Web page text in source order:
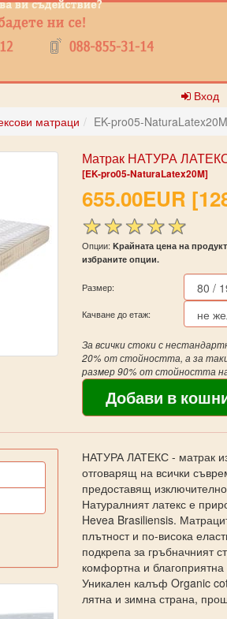
Вход
матраци EK-pro05-NaturaLatex20M
Матрак НАТУРА
[EK-pro05-NaturaLatex20M]
655.00EUR
Опции: Kрайната цена на
избраните опции.
Размер:
Качване до етаж:
За всички стоки с
20% от стойността, а за
размер 90% от стойността
НАТУРА ЛАТЕКС - матрак
отговарящ на всички
предоставящ
Натуралният латекс е
Hevea Brasiliensis.
плътност и по-висока
подкрепа за гръбначният
комфортна и
Уникален калъф Organic
лятна и зимна страна,